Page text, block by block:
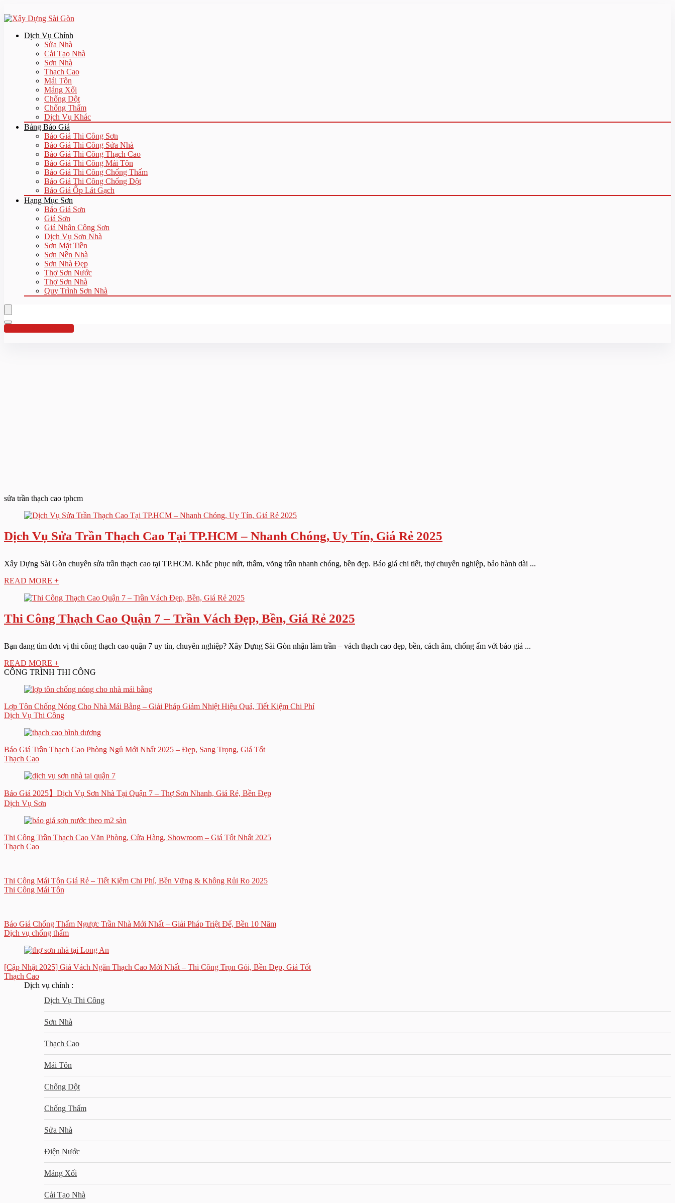
Dịch Vụ Chính
Sửa Nhà
Cải Tạo Nhà
Sơn Nhà
Thạch Cao
Mái Tôn
Máng Xối
Chống Dột
Chống Thấm
Dịch Vụ Khác
Bảng Báo Giá
Báo Giá Thi Công Sơn
Báo Giá Thi Công Sửa Nhà
Báo Giá Thi Công Thạch Cao
Báo Giá Thi Công Mái Tôn
Báo Giá Thi Công Chống Thấm
Báo Giá Thi Công Chống Dột
Báo Giá Ốp Lát Gạch
Hạng Mục Sơn
Báo Giá Sơn
Giá Sơn
Giá Nhân Công Sơn
Dịch Vụ Sơn Nhà
Sơn Mặt Tiền
Sơn Nền Nhà
Sơn Nhà Đẹp
Thợ Sơn Nước
Thợ Sơn Nhà
Quy Trình Sơn Nhà
Hotline:0961 894 472
sửa trần thạch cao tphcm
Dịch Vụ Sửa Trần Thạch Cao Tại TP.HCM – Nhanh Chóng, Uy Tín, Giá Rẻ 2025
Xây Dựng Sài Gòn chuyên sửa trần thạch cao tại TP.HCM. Khắc phục nứt, thấm, võng trần nhanh chóng, bền đẹp. Báo giá chi tiết, thợ chuyên nghiệp, bảo hành dài ...
READ MORE +
Thi Công Thạch Cao Quận 7 – Trần Vách Đẹp, Bền, Giá Rẻ 2025
Bạn đang tìm đơn vị thi công thạch cao quận 7 uy tín, chuyên nghiệp? Xây Dựng Sài Gòn nhận làm trần – vách thạch cao đẹp, bền, cách âm, chống ẩm với báo giá ...
READ MORE +
CÔNG TRÌNH THI CÔNG
Lợp Tôn Chống Nóng Cho Nhà Mái Bằng – Giải Pháp Giảm Nhiệt Hiệu Quả, Tiết Kiệm Chi Phí
Dịch Vụ Thi Công
Báo Giá Trần Thạch Cao Phòng Ngủ Mới Nhất 2025 – Đẹp, Sang Trọng, Giá Tốt
Thạch Cao
Báo Giá 2025】Dịch Vụ Sơn Nhà Tại Quận 7 – Thợ Sơn Nhanh, Giá Rẻ, Bền Đẹp
Dịch Vụ Sơn
Thi Công Trần Thạch Cao Văn Phòng, Cửa Hàng, Showroom – Giá Tốt Nhất 2025
Thạch Cao
Thi Công Mái Tôn Giá Rẻ – Tiết Kiệm Chi Phí, Bền Vững & Không Rủi Ro 2025
Thi Công Mái Tôn
Báo Giá Chống Thấm Ngược Trần Nhà Mới Nhất – Giải Pháp Triệt Để, Bền 10 Năm
Dịch vụ chống thấm
[Cập Nhật 2025] Giá Vách Ngăn Thạch Cao Mới Nhất – Thi Công Trọn Gói, Bền Đẹp, Giá Tốt
Thạch Cao
Dịch vụ chính :
Dịch Vụ Thi Công
Sơn Nhà
Thạch Cao
Mái Tôn
Chống Dột
Chống Thấm
Sửa Nhà
Điện Nước
Máng Xối
Cải Tạo Nhà